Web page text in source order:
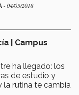
- 04/05/2018
| Campus
ha llegado: los
de estudio y
la rutina te cambia